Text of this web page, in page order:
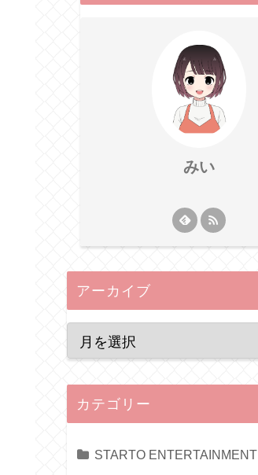
みい
アーカイブ
カテゴリー
STARTO ENTERTAINMENT